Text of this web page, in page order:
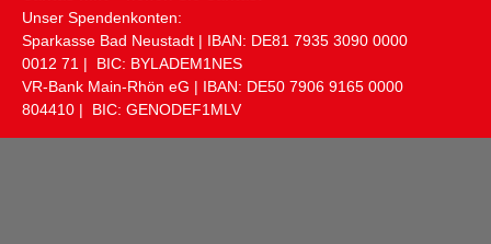
Unser Spendenkonten:
Sparkasse Bad Neustadt | IBAN: DE81 ​7935 ​3090 ​0000 ​
0012 ​71 | BIC: BYLADEM1NES
VR-Bank Main-Rhön eG | IBAN: DE50 ​7906 ​9165 ​0000 ​
804410 | BIC: GENODEF1MLV